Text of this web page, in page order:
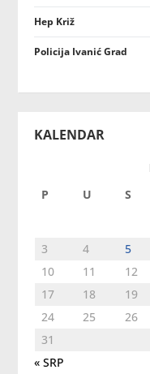
Hep Križ
Policija Ivanić Grad
KALENDAR
P U S
3
4 5
10
11 12
17
18 19
24
25 26
31
« SRP